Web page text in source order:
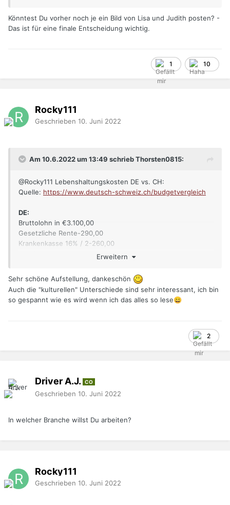
Könntest Du vorher noch je ein Bild von Lisa und Judith posten? -
Das ist für eine finale Entscheidung wichtig.
1 10
Rocky111
Geschrieben 10. Juni 2022
Am 10.6.2022 um 13:49 schrieb Thorsten0815:
@Rocky111 Lebenshaltungskosten DE vs. CH:
Quelle: https://www.deutsch-schweiz.ch/budgetvergleich
DE:
Bruttolohn in €3.100,00
Gesetzliche Rente-290,00
Krankenkasse 16% / 2-260,00
Arbeitslosenversicherung-45,00
Pflegeversicherung-35,00
Lohnsteuer Klasse I-470,00
Nettoauszahlung1.975,00
Miete 2.5 Zi. Wohnung-800,00
zur freien Verfügung
175,00
- Steuern und Abgaben hoch
CH:
Bruttolohn in CHF6.500,00
AHV Gesetzliche Rente-309,00
Erweitern
Sehr schöne Aufstellung, dankeschön
Auch die "kulturellen" Unterschiede sind sehr interessant, ich bin
so gespannt wie es wird wenn ich das alles so lese😄
2
Driver A.J. CO
Geschrieben 10. Juni 2022
In welcher Branche willst Du arbeiten?
Rocky111
Geschrieben 10. Juni 2022